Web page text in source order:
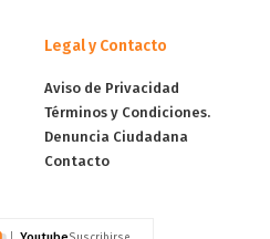
Legal y Contacto
Aviso de Privacidad
Términos y Condiciones.
Denuncia Ciudadana
Contacto